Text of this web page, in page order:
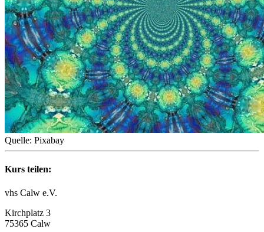
Quelle: Pixabay
Kurs teilen:
vhs Calw e.V.
Kirchplatz 3
75365 Calw